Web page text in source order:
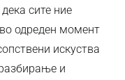
сите ние
одреден момент
искуства
и